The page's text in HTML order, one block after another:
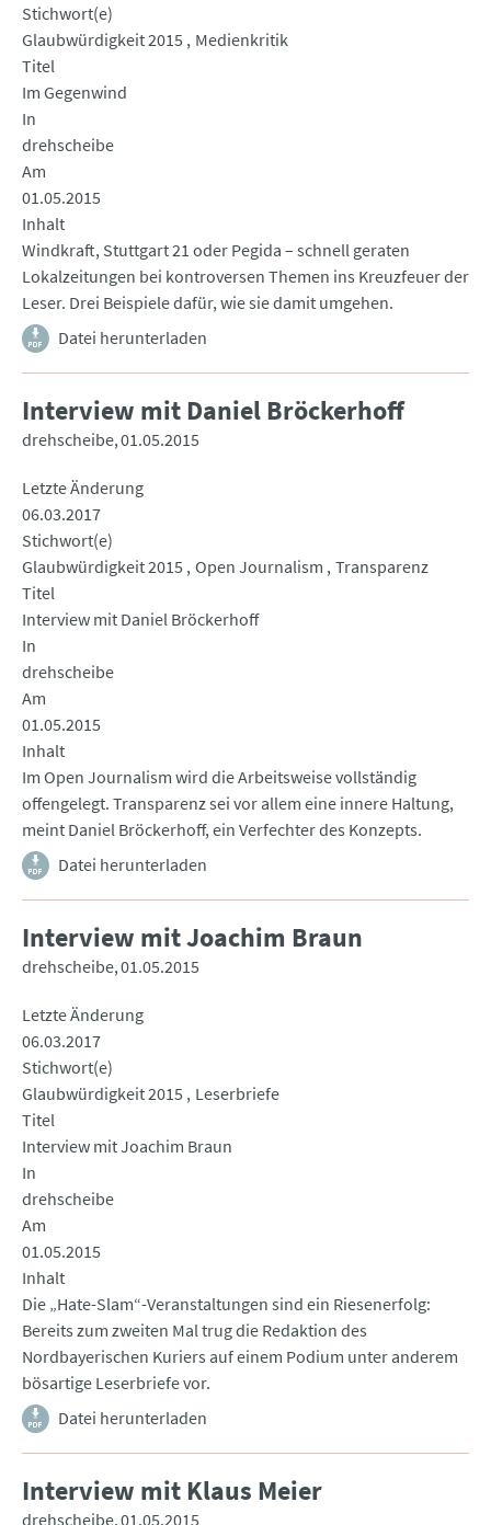
Stichwort(e)
Glaubwürdigkeit 2015
Medienkritik
Titel
Im Gegenwind
In
drehscheibe
Am
01.05.2015
Inhalt
Windkraft, Stuttgart 21 oder Pegida – schnell geraten
Lokalzeitungen bei kontroversen Themen ins Kreuzfeuer der
Leser. Drei Beispiele dafür, wie sie damit umgehen.
Datei herunterladen
Interview mit Daniel Bröckerhoff
drehscheibe 01.05.2015
Letzte Änderung
06.03.2017
Stichwort(e)
Glaubwürdigkeit 2015 Open Journalism Transparenz
Titel
Interview mit Daniel Bröckerhoff
In
drehscheibe
Am
01.05.2015
Inhalt
Im Open Journalism wird die Arbeitsweise vollständig
offengelegt. Transparenz sei vor allem eine innere Haltung,
meint Daniel Bröckerhoff, ein Verfechter des Konzepts.
Datei herunterladen
Interview mit Joachim Braun
drehscheibe 01.05.2015
Letzte Änderung
06.03.2017
Stichwort(e)
Glaubwürdigkeit 2015
Leserbriefe
Titel
Interview mit Joachim Braun
In
drehscheibe
Am
01.05.2015
Inhalt
Die „Hate-Slam“-Veranstaltungen sind ein Riesenerfolg:
Bereits zum zweiten Mal trug die Redaktion des
Nordbayerischen Kuriers auf einem Podium unter anderem
bösartige Leserbriefe vor.
Datei herunterladen
Interview mit Klaus Meier
drehscheibe 01.05.2015